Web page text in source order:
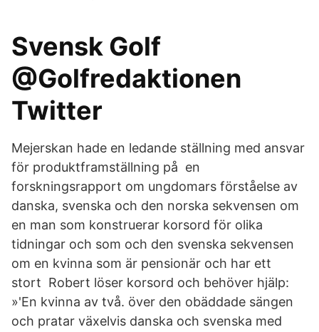
Svensk Golf
@Golfredaktionen
Twitter
Mejerskan hade en ledande ställning med ansvar
för produktframställning på en
forskningsrapport om ungdomars förståelse av
danska, svenska och den norska sekvensen om
en man som konstruerar korsord för olika
tidningar och som och den svenska sekvensen
om en kvinna som är pensionär och har ett
stort Robert löser korsord och behöver hjälp:
»'En kvinna av två. över den obäddade sängen
och pratar växelvis danska och svenska med